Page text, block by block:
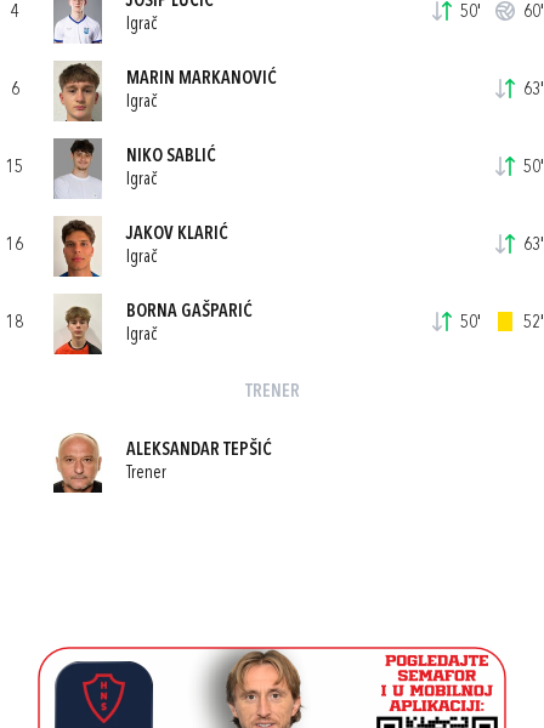
4
Igrač
50' 60'
6
MARIN MARKANOVIĆ
Igrač
63'
15
NIKO SABLIĆ
Igrač
50'
16
JAKOV KLARIĆ
Igrač
63'
18
BORNA GAŠPARIĆ
Igrač
50' 52'
TRENER
ALEKSANDAR TEPŠIĆ
Trener